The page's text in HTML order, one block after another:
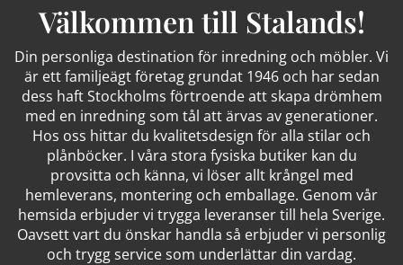
Välkommen till Stalands!
Din personliga destination för inredning och möbler. Vi
är ett familjeägt företag grundat 1946 och har sedan
dess haft Stockholms förtroende att skapa drömhem
med en inredning som tål att ärvas av generationer.
Hos oss hittar du kvalitetsdesign för alla stilar och
plånböcker. I våra stora fysiska butiker kan du
provsitta och känna, vi löser allt krångel med
hemleverans, montering och emballage. Genom vår
hemsida erbjuder vi trygga leveranser till hela Sverige.
Oavsett vart du önskar handla så erbjuder vi personlig
och trygg service som underlättar din vardag.